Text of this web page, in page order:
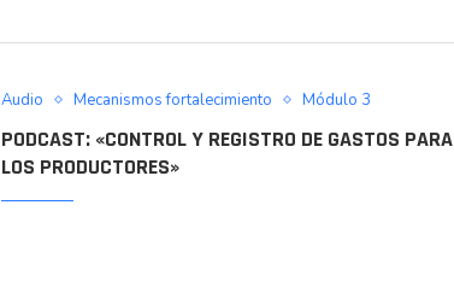
Audio Mecanismos fortalecimiento Módulo 3
PODCAST: «CONTROL Y REGISTRO DE GASTOS PARA
LOS PRODUCTORES»